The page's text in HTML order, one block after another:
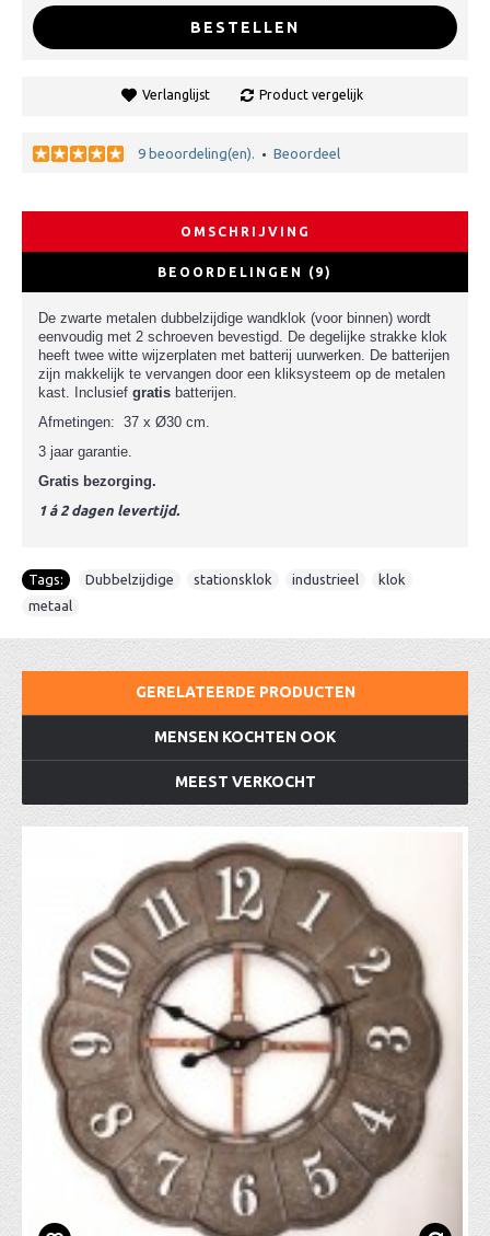
BESTELLEN
Verlanglijst Product vergelijk
9 beoordeling(en). • Beoordeel
OMSCHRIJVING
BEOORDELINGEN (9)
De zwarte metalen dubbelzijdige wandklok (voor binnen) wordt
eenvoudig met 2 schroeven bevestigd. De degelijke strakke klok
heeft twee witte wijzerplaten met batterij uurwerken. De batterijen
zijn makkelijk te vervangen door een kliksysteem op de metalen
kast. Inclusief gratis batterijen.
Afmetingen: 37 x Ø30 cm.
3 jaar garantie.
Gratis bezorging.
1 á 2 dagen levertijd.
Tags: Dubbelzijdige stationsklok industrieel klok
metaal
GERELATEERDE PRODUCTEN
MENSEN KOCHTEN OOK
MEEST VERKOCHT